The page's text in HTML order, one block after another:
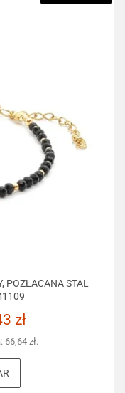
POZŁACANA STAL
zł
66,64 zł.